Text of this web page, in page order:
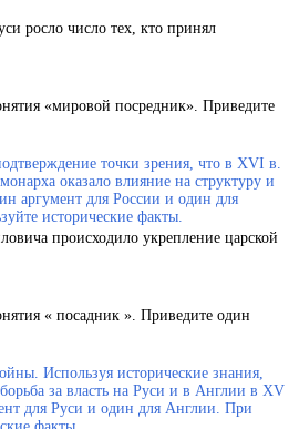
росло число тех, кто принял
«мировой посредник». Приведите
точки зрения, что в XVI в.
оказало влияние на структуру и
аргумент для России и один для
исторические факты.
происходило укрепление царской
« посадник ». Приведите один
Используя исторические знания,
за власть на Руси и в Англии в XV
для Руси и один для Англии. При